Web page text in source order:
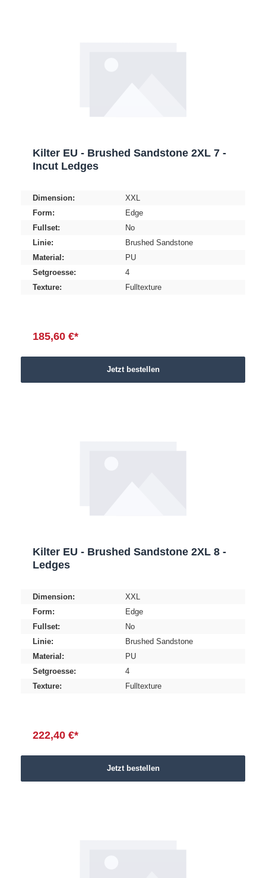
Kilter EU - Brushed Sandstone 2XL 7 -
Incut Ledges
Dimension:
XXL
Form:
Edge
Fullset:
No
Linie:
Brushed Sandstone
Material:
PU
Setgroesse:
4
Texture:
Fulltexture
185,60 €*
Jetzt bestellen
Kilter EU - Brushed Sandstone 2XL 8 -
Ledges
Dimension:
XXL
Form:
Edge
Fullset:
No
Linie:
Brushed Sandstone
Material:
PU
Setgroesse:
4
Texture:
Fulltexture
222,40 €*
Jetzt bestellen